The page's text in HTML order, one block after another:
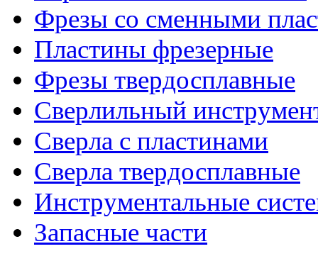
Фрезы со сменными
Пластины фрезерные
Фрезы твердосплавные
Сверлильный
Сверла с пластинами
Сверла твердосплавные
Инструментальные
Запасные части